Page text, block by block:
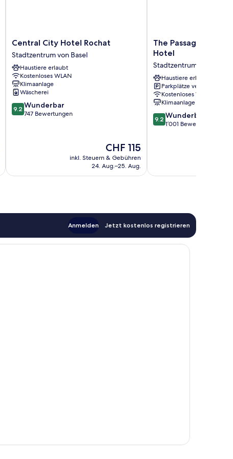
Central
City
Hotel
Rochat
Stadtzentrum
von
Basel
Central City Hotel Rochat
Stadtzentrum von Basel
Haustiere erlaubt
Kostenloses WLAN
Klimaanlage
Wäscherei
9.2
von
9.2 Wunderbar
747 Bewertungen
Der
Preis
beträgt
CHF 115
inkl. Steuern & Gebühren
24. Aug.–25. Aug.
The
Passage
&
Lifestyle
Hotel
Stadtzentrum
von
Basel
The Passage Urban
Hotel
Stadtzentrum von Basel
Haustiere erlaubt
Parkplätze verfügbar
Kostenloses WLAN
Klimaanlage
9.2
von
9.2 Wunderbar
1’001 Bewertungen
Anmelden Jetzt kostenlos registrieren